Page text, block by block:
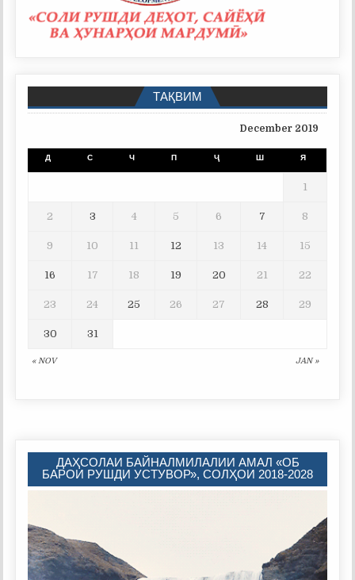
ТАҚВИМ
December 2019
Д С Ч П Ҷ Ш Я
« NOV JAN »
1
2 3 4 5 6 7 8
9 10 11 12 13 14 15
16 17 18 19 20 21 22
23 24 25 26 27 28 29
30 31
ДАҲСОЛАИ БАЙНАЛМИЛАЛИИ АМАЛ «ОБ
БАРОИ РУШДИ УСТУВОР», СОЛҲОИ 2018-2028